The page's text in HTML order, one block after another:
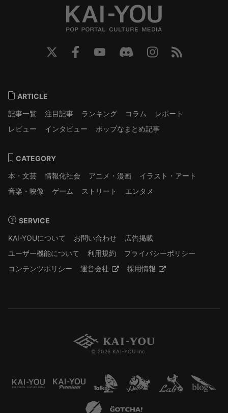
ARTICLE
記事一覧
注目記事 ランキング コラム
レポート
レビュー
インタビュー ポップなまとめ記事
CATEGORY
本・文芸
情報化社会 アニメ・漫画
イラスト・アート
音楽・映像
ゲーム ストリート エンタメ
SERVICE
KAI-YOUについて
お問い合わせ
広告掲載
ユーザー機能について
利用規約
プライバシーポリシー
コンテンツポリシー
運営会社 採用情報
© 2026 KAI-YOU inc.